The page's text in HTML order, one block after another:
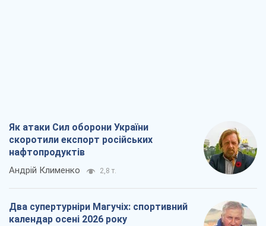
Як атаки Сил оборони України
скоротили експорт російських
нафтопродуктів
Андрій Клименко 2,8 т.
Два супертурніри Магучіх: спортивний
календар осені 2026 року